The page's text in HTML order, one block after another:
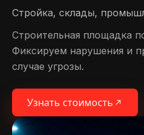
Стройка, склады,
Строительная площадка
Фиксируем нарушения и
случае угрозы.
Узнать стоимость